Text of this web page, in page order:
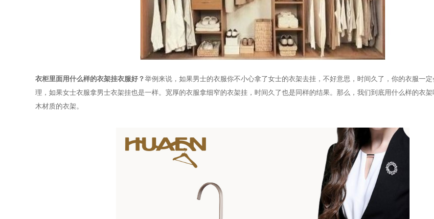
衣柜里面用什么样的衣架挂衣服好？ 举例来说，如果男士的衣服你不小心拿了女士的衣架去挂，不好意思，时间久了，你的衣服一
理，如果女士衣服拿男士衣架挂也是一样。宽厚的衣服拿细窄的衣架挂，时间久了也是同样的结果。那么，我们到底用什么样的衣
木材质的衣架。